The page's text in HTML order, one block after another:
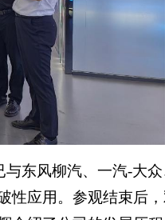
东风柳汽、一汽-大
应用。参观结束后，